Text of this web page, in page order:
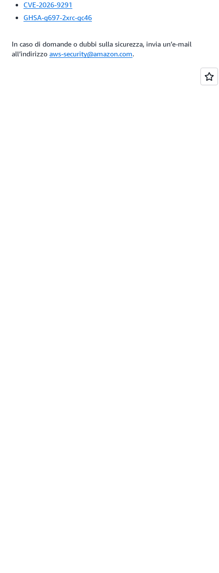
CVE-2026-9291
GHSA-g697-2xrc-gc46
In caso di domande o dubbi sulla sicurezza, invia un’e-mail
all’indirizzo aws-security@amazon.com.